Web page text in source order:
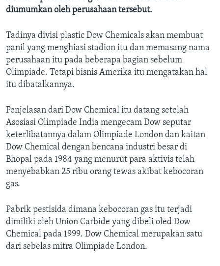
diumumkan oleh perusahaan tersebut.
Tadinya divisi plastic Dow Chemicals akan membuat
panil yang menghiasi stadion itu dan memasang nama
perusahaan itu pada beberapa bagian sebelum
Olimpiade. Tetapi bisnis Amerika itu mengatakan hal
itu dibatalkannya.
Penjelasan dari Dow Chemical itu datang setelah
Asosiasi Olimpiade India mengecam Dow seputar
keterlibatannya dalam Olimpiade London dan kaitan
Dow Chemical dengan bencana industri besar di
Bhopal pada 1984 yang menurut para aktivis telah
menyebabkan 25 ribu orang tewas akibat kebocoran
gas.
Pabrik pestisida dimana kebocoran gas itu terjadi
dimiliki oleh Union Carbide yang dibeli oled Dow
Chemical pada 1999. Dow Chemical merupakan satu
dari sebelas mitra Olimpiade London.